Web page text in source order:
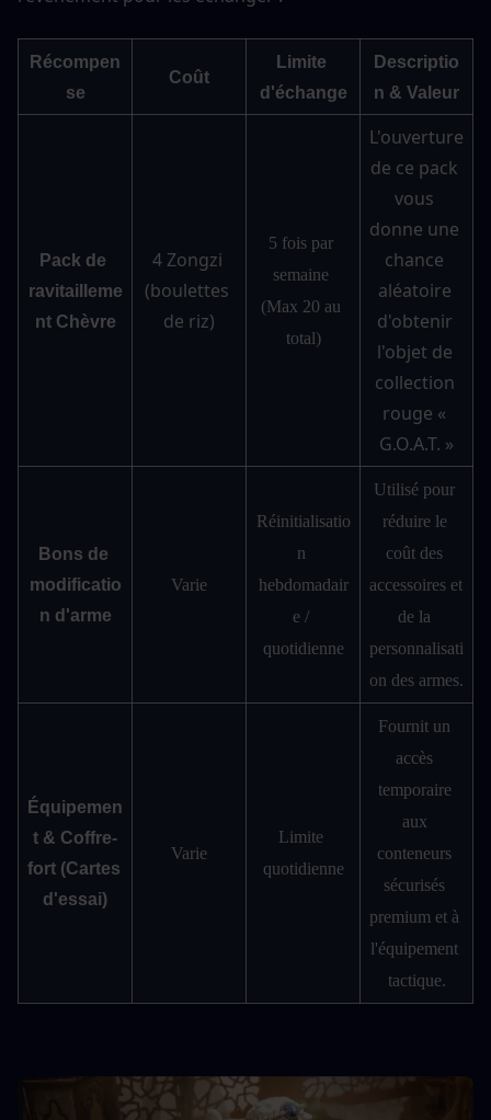
Récompen
se
Coût
Limite
d'échange
Descriptio
n & Valeur
Pack de
ravitailleme
nt Chèvre
4 Zongzi
(boulettes
de riz)
5 fois par
semaine
(Max 20 au
total)
L'ouverture
de ce pack
vous
donne une
chance
aléatoire
d'obtenir
l'objet de
collection
rouge «
G.O.A.T. »
Bons de
modificatio
n d'arme
Varie
Réinitialisatio
n
hebdomadair
e /
quotidienne
Utilisé pour
réduire le
coût des
accessoires et
de la
personnalisati
on des armes.
Équipemen
t & Coffre-
fort (Cartes
d'essai)
Varie
Limite
quotidienne
Fournit un
accès
temporaire
aux
conteneurs
sécurisés
premium et à
l'équipement
tactique.